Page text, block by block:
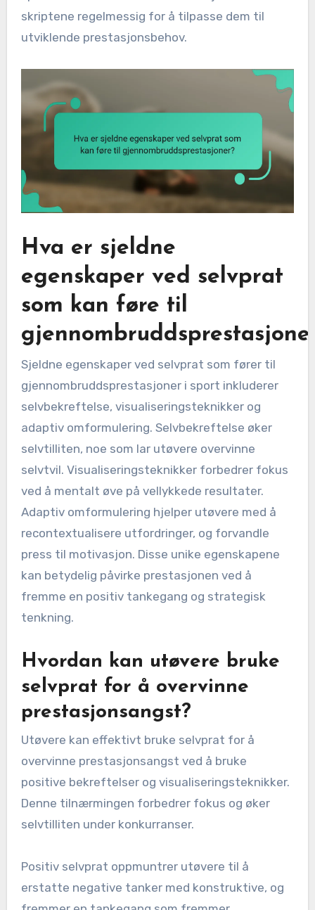
skriptene regelmessig for å tilpasse dem til
utviklende prestasjonsbehov.
Hva er sjeldne
egenskaper ved selvprat
som kan føre til
Sjeldne egenskaper ved selvprat som fører til
gjennombruddsprestasjoner i sport inkluderer
selvbekreftelse, visualiseringsteknikker og
adaptiv omformulering. Selvbekreftelse øker
selvtilliten, noe som lar utøvere overvinne
selvtvil. Visualiseringsteknikker forbedrer fokus
ved å mentalt øve på vellykkede resultater.
Adaptiv omformulering hjelper utøvere med å
recontextualisere utfordringer, og forvandle
press til motivasjon. Disse unike egenskapene
kan betydelig påvirke prestasjonen ved å
fremme en positiv tankegang og strategisk
tenkning.
Hvordan kan utøvere bruke
selvprat for å overvinne
prestasjonsangst?
Utøvere kan effektivt bruke selvprat for å
overvinne prestasjonsangst ved å bruke
positive bekreftelser og visualiseringsteknikker.
Denne tilnærmingen forbedrer fokus og øker
selvtilliten under konkurranser.
Positiv selvprat oppmuntrer utøvere til å
erstatte negative tanker med konstruktive, og